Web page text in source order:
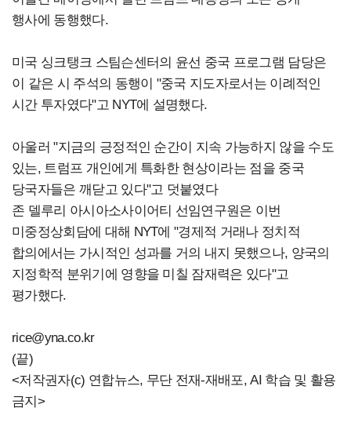
행사에 동행했다.
미국 싱크탱크 스팀슨센터의 윤선 중국 프로그램 담당은
이 같은 시 주석의 동행이 "중국 지도자로서는 이례적인
시간 투자였다"고 NYT에 설명했다.
아울러 "지금의 긍정적인 순간이 지속 가능하지 않을 수도
있는, 트럼프 개인에게 특화한 현상이라는 점을 중국
당국자들은 깨닫고 있다"고 덧붙였다
존 델루리 아시아소사이어티 선임연구원은 이번
미중정상회담에 대해 NYT에 "경제적 거래나 정치적
합의에서는 가시적인 성과를 거의 내지 못했으나, 양국의
지정학적 분위기에 영향을 미칠 잠재력은 있다"고
평가했다.
rice@yna.co.kr
(끝)
<저작권자(c) 연합뉴스, 무단 전재-재배포, AI 학습 및 활용
금지>